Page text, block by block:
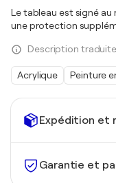
Expédition et
Garantie et
Le tableau est signé
une protection
Description
Acrylique Peinture